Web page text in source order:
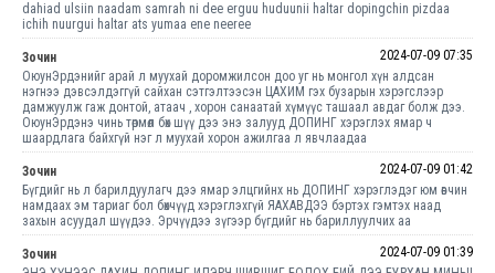
dahiad ulsiin naadam samrah ni dee erguu huduunii haltar dopingchin pizdaa
ichih nuurgui haltar ats yumaa ene neeree
Зочин
2024-07-09 07:35
ОюунЭрдэнийг арай л муухай доромжилсон доо уг нь монгол хүн алдсан
нэгнээ дэвсэлдэггүй сайхан сэтгэлтээсэн ЦАХИМ гэх бузарын хэрэгслээр
дамжуулж гаж донтой, атаач , хорон санаатай хүмүүс ташаал авдаг болж дээ.
ОюунЭрдэнэ чинь төрмөл бөх шүү дээ энэ залууд ДОПИНГ хэрэглэх ямар ч
шаардлага байхгүй нэг л муухай хорон ажилгаа л явчлаадаа
Зочин
2024-07-09 01:42
Бүгдийг нь л барилдуулагч дээ ямар элцгийнх нь ДОПИНГ хэрэглэдэг юм өвчин
намдаах эм тариаг бол бөхчүүд хэрэглэхгүй ЯАХАВДЭЭ бэртэх гэмтэх наад
захын асуудал шүүдээ. Эрчүүдээ зүгээр бүгдийг нь бариллуулчих аа
Зочин
2024-07-09 01:39